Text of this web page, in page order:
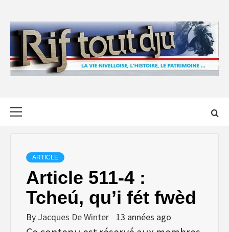
content
ARTICLE
Article 511-4 :
Tcheú, qu’i fét fwèd
By Jacques De Winter 13 années ago